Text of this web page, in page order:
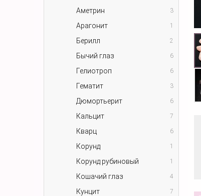
Аметрин 3
Арагонит 1
Берилл 2
Бычий глаз 6
Гелиотроп 6
Гематит 3
Дюмортьерит 6
Кальцит 7
Кварц 6
Корунд 1
Корунд рубиновый 1
Кошачий глаз 4
Кунцит 7